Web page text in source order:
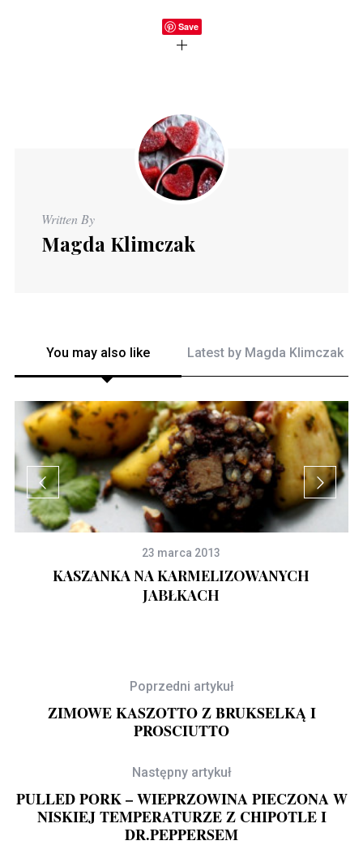
Save
Written By
Magda Klimczak
You may also like Latest by Magda Klimczak
23 marca 2013
KASZANKA NA KARMELIZOWANYCH
JABŁKACH
Poprzedni artykuł
ZIMOWE KASZOTTO Z BRUKSELKĄ I
PROSCIUTTO
Następny artykuł
PULLED PORK – WIEPRZOWINA PIECZONA W
NISKIEJ TEMPERATURZE Z CHIPOTLE I
DR.PEPPERSEM